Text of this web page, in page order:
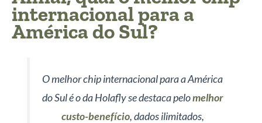
internacional para a
América do Sul?
O melhor chip internacional para a América
do Sul é o da Holafly se destaca pelomelhor
custo-benefício, dados ilimitados,